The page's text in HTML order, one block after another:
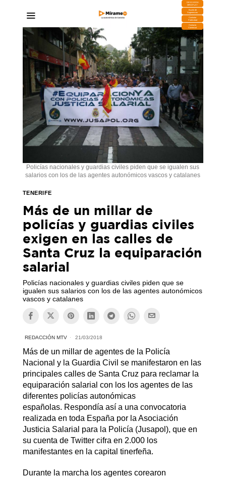
DESCARGA
MIRAPLAY
Buzón de
Sugerencias
Contratar
Publicidad
Contacto
Comercial
Policías nacionales y guardias civiles piden que se igualen sus
salarios con los de las agentes autonómicos vascos y catalanes
TENERIFE
Más de un millar de
policías y guardias civiles
exigen en las calles de
Santa Cruz la equiparación
salarial
Policías nacionales y guardias civiles piden que se
igualen sus salarios con los de las agentes autonómicos
vascos y catalanes
REDACCIÓN MTV 21/03/2018
Más de un millar de agentes de la Policía
Nacional y la Guardia Civil se manifestaron en las
principales calles de Santa Cruz para reclamar la
equiparación salarial con los los agentes de las
diferentes policías autonómicas
españolas. Respondía así a una convocatoria
realizada en toda España por la Asociación
Justicia Salarial para la Policía (Jusapol), que en
su cuenta de Twitter cifra en 2.000 los
manifestantes en la capital tinerfeña.
Durante la marcha los agentes corearon